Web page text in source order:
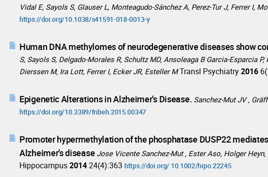
Vidal E, Sayols S, Glauser L, Monteagudo-Sánchez A, Perez-Tur J, Ferrer I,
https://doi.org/10.1038/s41591-018-0013-y
Human DNA methylomes of neurodegenerative diseases show
S, Sayols S, Delgado-Morales R, Schultz MD, Ansoleaga B Garcia-Esparcia
Dierssen M, Ira Lott, Ferrer I, Ecker JR, Esteller M Transl Psychiatry2016
Epigenetic Alterations in Alzheimer’s Disease. Sanchez-Mut JV ,
https://doi.org/10.3389/fnbeh.2015.00347
Promoter hypermethylation of the phosphatase DUSP22
Alzheimer’s disease Jose Vicente Sanchez-Mut , Ester Aso, Holger
Hippocampus201424(4):363 https://doi.org/ 10.1002/hipo.22245